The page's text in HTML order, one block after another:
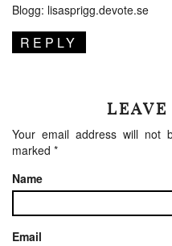
Blogg: lisasprigg.devote.se
REPLY
LEAVE
Your email address will not
marked *
Name
Email